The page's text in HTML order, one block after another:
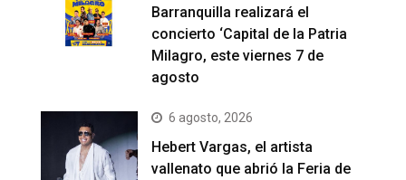
Barranquilla realizará el
concierto ‘Capital de la Patria
Milagro, este viernes 7 de
agosto
6 agosto, 2026
Hebert Vargas, el artista
vallenato que abrió la Feria de